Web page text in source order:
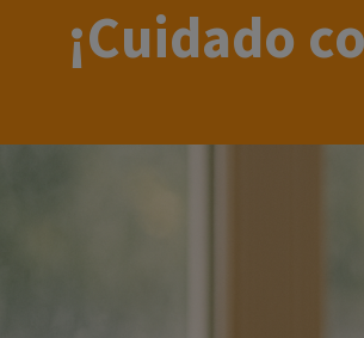
¡Cuidado